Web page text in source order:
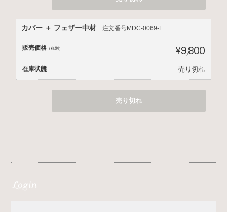
カバー ＋ フェザー中材 注文番号MDC-0069-F
販売価格 （税別） ¥9,800
在庫状態 売り切れ
売り切れ